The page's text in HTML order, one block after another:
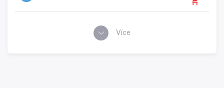
Více